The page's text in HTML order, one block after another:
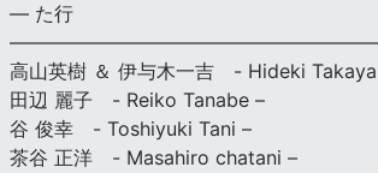
— た行
高山英樹 ＆ 伊与木一吉 - Hideki
田辺 麗子 - Reiko Tanabe –
谷 俊幸 - Toshiyuki Tani –
茶谷 正洋 - Masahiro chatani –